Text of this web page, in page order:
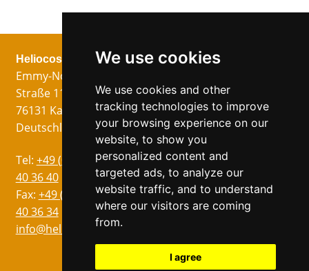
We use cookies
We use cookies and other
tracking technologies to improve
your browsing experience on our
website, to show you
personalized content and
targeted ads, to analyze our
website traffic, and to understand
where our visitors are coming
from.
I agree
Heliocos GmbH
Emmy-Noether-
Straße 11
76131 Karlsruhe
Deutschland
Tel: +49 (0)721 75
40 36 40
Fax: +49 (0)721 75
40 36 34
info@heliocos.de
Rechtliches
Datenschutz
AGB
Jetzt folgen!
Sprachen
Englisch
Italienisch
Französisch
Tschechisch